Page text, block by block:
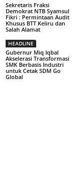
Sekretaris Fraksi
Demokrat NTB Syamsul
Fikri : Permintaan Audit
Khusus BTT Keliru dan
Salah Alamat
HEADLINE
Gubernur Miq Iqbal
Akselerasi Transformasi
SMK Berbasis Industri
untuk Cetak SDM Go
Global